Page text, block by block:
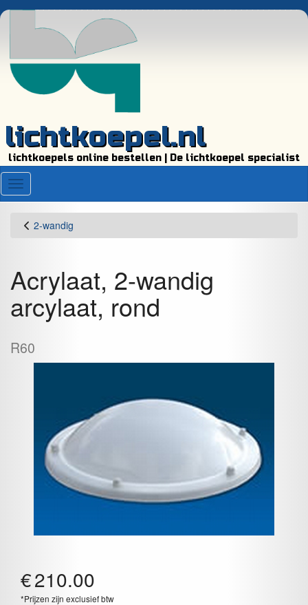
lichtkoepel.nl
lichtkoepels online bestellen | De lichtkoepel specialist
Menu
2-wandig
Acrylaat, 2-wandig
arcylaat, rond
R60
€210.00
*Prijzen zijn exclusief btw